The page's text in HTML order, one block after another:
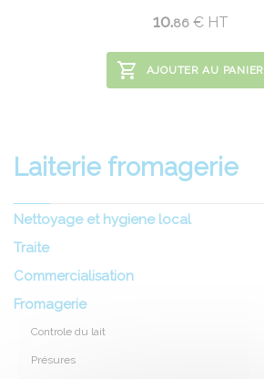
10.86 €HT
AJOUTER AU PANIER
Laiterie fromagerie
Nettoyage et hygiene local
Traite
Commercialisation
Fromagerie
Controle du lait
Présures